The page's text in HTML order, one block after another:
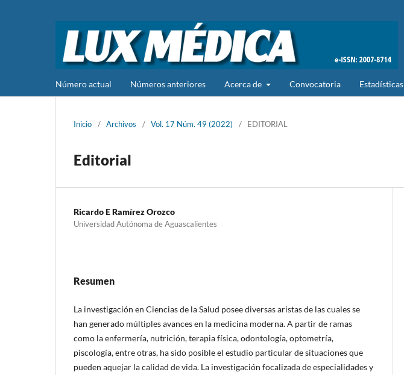
Número actual Números anteriores Acerca de Convocatoria Estadísticas
Inicio / Archivos / Vol. 17 Núm. 49 (2022) / EDITORIAL
Editorial
Ricardo E Ramírez Orozco
Universidad Autónoma de Aguascalientes
Resumen
La investigación en Ciencias de la Salud posee diversas aristas de las cuales se
han generado múltiples avances en la medicina moderna. A partir de ramas
como la enfermería, nutrición, terapia física, odontología, optometría,
piscología, entre otras, ha sido posible el estudio particular de situaciones que
pueden aquejar la calidad de vida. La investigación focalizada de especialidades y